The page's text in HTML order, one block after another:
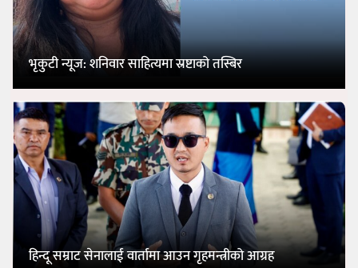
भृकुटी न्यूज: शनिवार साहित्यमा स्रष्टाको तस्बिर
हिन्दू सम्राट सेनालाई वार्तामा आउन गृहमन्त्रीको आग्रह